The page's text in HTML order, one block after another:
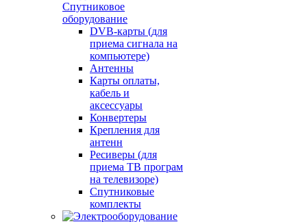
Спутниковое
оборудование
DVB-карты (для
приема сигнала на
компьютере)
Антенны
Карты оплаты,
кабель и
аксессуары
Конвертеры
Крепления для
антенн
Ресиверы (для
приема ТВ програм
на телевизоре)
Спутниковые
комплекты